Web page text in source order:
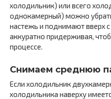
холодильник) или всего
однокамерный) можно
настежь и поднимают вверх
аккуратно придерживая,
процессе.
Снимаем среднюю
Если холодильник
холодильника наверху